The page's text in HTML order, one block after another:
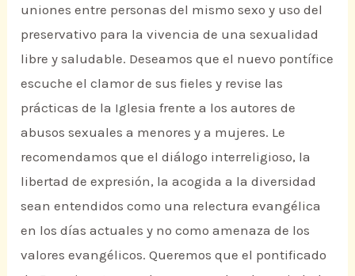
uniones entre personas del mismo sexo y uso del
preservativo para la vivencia de una sexualidad
libre y saludable. Deseamos que el nuevo pontífice
escuche el clamor de sus fieles y revise las
prácticas de la Iglesia frente a los autores de
abusos sexuales a menores y a mujeres. Le
recomendamos que el diálogo interreligioso, la
libertad de expresión, la acogida a la diversidad
sean entendidos como una relectura evangélica
en los días actuales y no como amenaza de los
valores evangélicos. Queremos que el pontificado